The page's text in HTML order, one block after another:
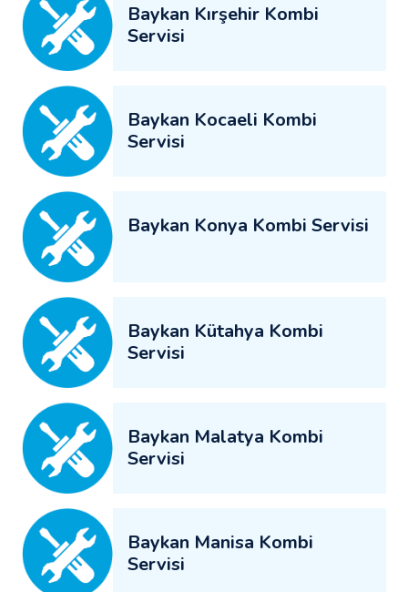
Baykan Kırşehir Kombi
Servisi
Baykan Kocaeli Kombi
Servisi
Baykan Konya Kombi Servisi
Baykan Kütahya Kombi
Servisi
Baykan Malatya Kombi
Servisi
Baykan Manisa Kombi
Servisi